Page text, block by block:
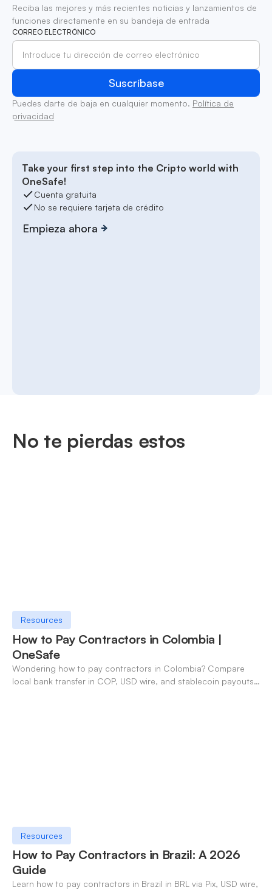
Reciba las mejores y más recientes noticias y lanzamientos de
funciones directamente en su bandeja de entrada
CORREO ELECTRÓNICO
Puedes darte de baja en cualquier momento. Política de
privacidad
Take your first step into the Cripto world with
OneSafe!
Cuenta gratuita
No se requiere tarjeta de crédito
Empieza ahora
No te pierdas estos
Resources
How to Pay Contractors in Colombia |
OneSafe
Wondering how to pay contractors in Colombia? Compare
local bank transfer in COP, USD wire, and stablecoin payouts.
Resources
How to Pay Contractors in Brazil: A 2026
Guide
Learn how to pay contractors in Brazil in BRL via Pix, USD wire,